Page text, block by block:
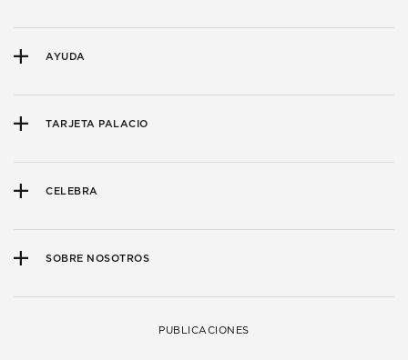
AYUDA
TARJETA PALACIO
CELEBRA
SOBRE NOSOTROS
PUBLICACIONES